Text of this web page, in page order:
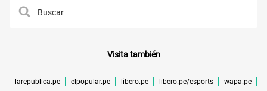
Visita también
larepublica.pe elpopular.pe libero.pe libero.pe/esports wapa.pe